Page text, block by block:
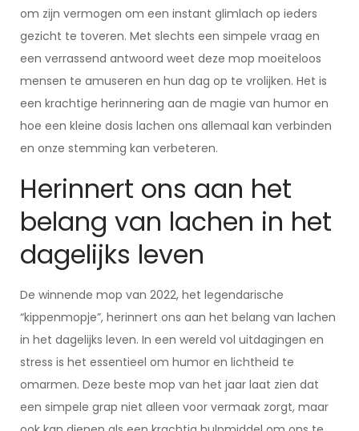
om zijn vermogen om een instant glimlach op ieders
gezicht te toveren. Met slechts een simpele vraag en
een verrassend antwoord weet deze mop moeiteloos
mensen te amuseren en hun dag op te vrolijken. Het is
een krachtige herinnering aan de magie van humor en
hoe een kleine dosis lachen ons allemaal kan verbinden
en onze stemming kan verbeteren.
Herinnert ons aan het
belang van lachen in het
dagelijks leven
De winnende mop van 2022, het legendarische
“kippenmopje”, herinnert ons aan het belang van lachen
in het dagelijks leven. In een wereld vol uitdagingen en
stress is het essentieel om humor en lichtheid te
omarmen. Deze beste mop van het jaar laat zien dat
een simpele grap niet alleen voor vermaak zorgt, maar